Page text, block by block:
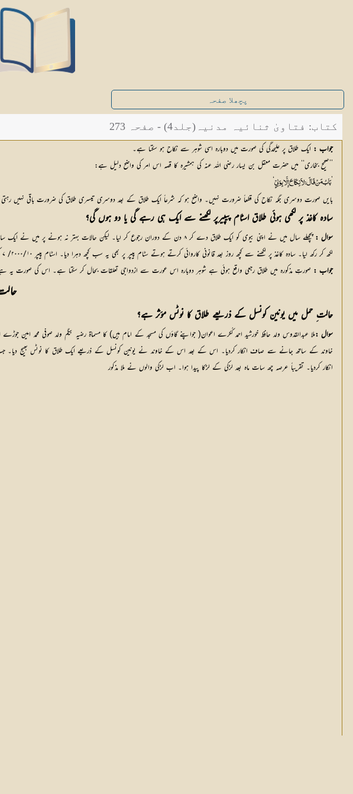
پچھلا صفحہ
کتاب: فتاویٰ ثنائیہ مدنیہ(جلد4) - صفحہ 273
جواب : ایک طلاق پر علیحدگی کی صورت میں دوبارہ اسی شوہر سے نکاح ہو سکتا ہے۔
’’صحیح بخاری‘‘ میں حضرت معقل بن یسار رضی اللہ عنہ کی ہمشیرہ کا قصہ اس امر کی واضح دلیل ہے:
بَابُ مَنْ قَالَ: لاَ نِکَاحَ إِلَّا بِوَلِیٍّ
بایں صورت دوسری جگہ نکاح کی قطعاً ضرورت نہیں۔ واضح ہو کہ شرعاً ایک طلاق کے بعد دوسری تیسری طلاق کی ضرورت باقی نہیں
سادہ کاغذ پر لکھی ہوئی طلاق اسٹام پیپیرپر لکھنے سے ایک ہی رہے گی یا دو ہوں گی؟
سوال : پچھلے سال میں نے اپنی بیوی کو ایک طلاق دے کر ۸ دن کے دوران رجوع کر لیا۔ لیکن حالات بہتر نہ ہونے پر میں نے ایک سادہ کاغذ پر ’’میں اپنی بیوی کو طلاق، طلاق، طلاق دیتا ہوں اور میرا اپنی بیوی سے اب کوئی شرعی واسطہ نہ ہے۔ ‘‘
لکھ کر رکھ لیا۔ سادہ کاغذ پر لکھنے سے کچھ روز بعد قانونی کاروائی کرتے ہوتے سٹام پیپر پر بھی یہ سب کچھ دہرا دیا۔ اسٹام پیپر ۲۰۰۰/۱۰/ ۷ کو تحریر کیا گیا۔ معلوم یہ کرنا ہے کہ سادہ کاغذ اور سٹام پیپر کی تحریر ایک دفعہ کی طلاق شمار ہو گی یا دو؟ (طاہر مبین اچھرہ۔ لاہور) (۲۲ دسمبر ۲۰۰۰ء)
جواب : صورتِ مذکورہ میں طلاق رجعی واقع ہوئی ہے شوہر دوبارہ اس عورت سے ازدواجی تعلقات بحال کر سکتا ہے۔ اس کی صورت
حالت ِ حمل میں یونین کونسل کے ذریعے طلاق کا نوٹس مؤثر ہے؟
سوال :
انکار کردیا۔ تقریباً عرصہ چھ سات ماہ بعد لڑکی کے لڑکا پیدا ہوا۔ اب لڑکی والوں نے ملا مذکور